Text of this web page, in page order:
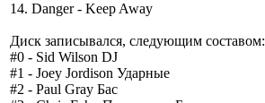
14. Danger - Keep Away
Диск записывался, следующим составом:
#0 - Sid Wilson DJ
#1 - Joey Jordison Ударные
#2 - Paul Gray Бас